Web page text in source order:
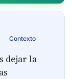
Contexto
dejar la